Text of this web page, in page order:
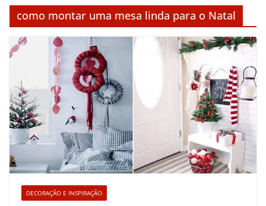
como montar uma mesa linda para o Natal
DECORAÇÃO E INSPIRAÇÃO